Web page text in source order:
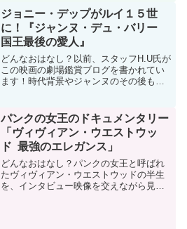
ジョニー・デップがルイ１５世
に！『ジャンヌ・デュ・バリー
国王最後の愛人』
どんなおはなし？以前、スタッフH.U氏が
この映画の劇場鑑賞ブログを書かれてい
ます！時代背景やジャンヌのその後も書
ヌ（マイウェン）は貧しい家庭に生ま
れ、幼い頃は修道院で読...
パンクの女王のドキュメンタリー
「ヴィヴィアン・ウエストウッ
ド 最強のエレガンス」
どんなおはなし？パンクの女王と呼ばれ
たヴィヴィアン・ウエストウッドの半生
を、インタビュー映像を交えながら見せ